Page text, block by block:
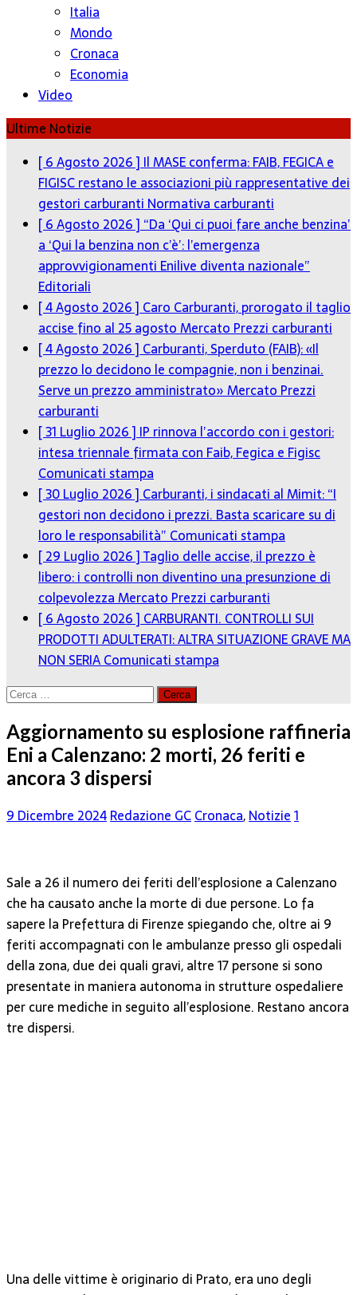
Italia
Mondo
Cronaca
Economia
Video
Ultime Notizie
[ 6 Agosto 2026 ]Il MASE conferma: FAIB, FEGICA e
FIGISC restano le associazioni più rappresentative dei
gestori carburantiNormativa carburanti
[ 6 Agosto 2026 ]“Da ‘Qui ci puoi fare anche benzina’
a ‘Qui la benzina non c’è’: l’emergenza
approvvigionamenti Enilive diventa nazionale”
Editoriali
[ 4 Agosto 2026 ]Caro Carburanti, prorogato il taglio
accise fino al 25 agostoMercato Prezzi carburanti
[ 4 Agosto 2026 ]Carburanti, Sperduto (FAIB): «Il
prezzo lo decidono le compagnie, non i benzinai.
Serve un prezzo amministrato»Mercato Prezzi
carburanti
[ 31 Luglio 2026 ]IP rinnova l’accordo con i gestori:
intesa triennale firmata con Faib, Fegica e Figisc
Comunicati stampa
[ 30 Luglio 2026 ]Carburanti, i sindacati al Mimit: “I
gestori non decidono i prezzi. Basta scaricare su di
loro le responsabilità”Comunicati stampa
[ 29 Luglio 2026 ]Taglio delle accise, il prezzo è
libero: i controlli non diventino una presunzione di
colpevolezzaMercato Prezzi carburanti
[ 6 Agosto 2026 ]CARBURANTI. CONTROLLI SUI
PRODOTTI ADULTERATI: ALTRA SITUAZIONE GRAVE MA
NON SERIAComunicati stampa
Ricerca
Aggiornamento su esplosione raffineria
Eni a Calenzano: 2 morti, 26 feriti e
ancora 3 dispersi
9 Dicembre 2024Redazione GCCronaca,Notizie1
Sale a 26 il numero dei feriti dell’esplosione a Calenzano
che ha causato anche la morte di due persone. Lo fa
sapere la Prefettura di Firenze spiegando che, oltre ai 9
feriti accompagnati con le ambulanze presso gli ospedali
della zona, due dei quali gravi, altre 17 persone si sono
presentate in maniera autonoma in strutture ospedaliere
per cure mediche in seguito all’esplosione. Restano ancora
tre dispersi.
Una delle vittime è originario di Prato, era uno degli